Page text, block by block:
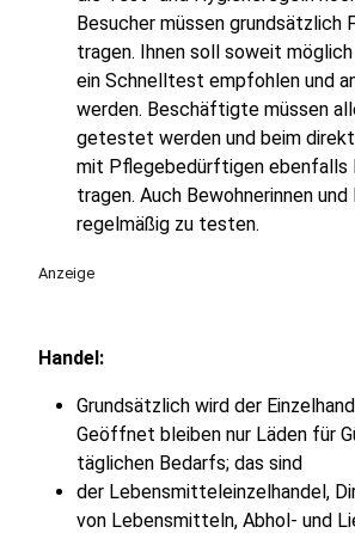
Besucher müssen grundsätzlich
tragen. Ihnen soll soweit
ein Schnelltest empfohlen und
werden. Beschäftigte müssen
getestet werden und beim
mit Pflegebedürftigen ebenfalls
tragen. Auch Bewohnerinnen
regelmäßig zu testen.
Anzeige
Handel:
Grundsätzlich wird der
Geöffnet bleiben nur Läden für
täglichen Bedarfs; das sind
der Lebensmitteleinzelhandel,
von Lebensmitteln, Abhol- und